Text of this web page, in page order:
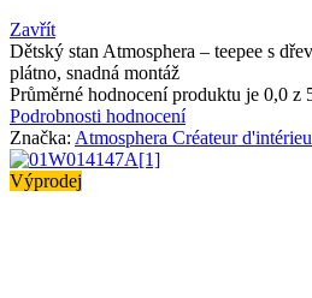
Zavřít
Dětský stan Atmosphera – teepee s
plátno, snadná montáž
Průměrné hodnocení produktu je 0,0 z
Podrobnosti hodnocení
Značka: Atmosphera Créateur
Výprodej